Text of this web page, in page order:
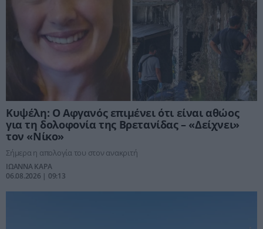
Κυψέλη: Ο Αφγανός επιμένει ότι είναι αθώος
για τη δολοφονία της Βρετανίδας – «Δείχνει»
τον «Νίκο»
Σήμερα η απολογία του στον ανακριτή
ΙΩΑΝΝΑ ΚΑΡΑ
06.08.2026 | 09:13